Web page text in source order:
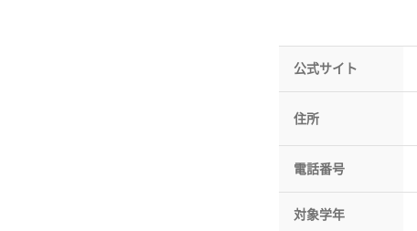
公式サイト
住所
電話番号
対象学年